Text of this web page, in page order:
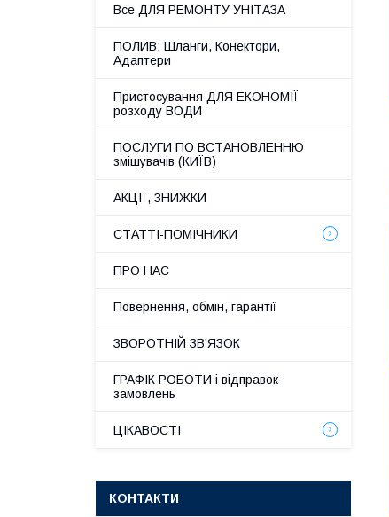
Все ДЛЯ РЕМОНТУ УНІТАЗА
ПОЛИВ: Шланги, Конектори,
Адаптери
Пристосування ДЛЯ ЕКОНОМІЇ
розходу ВОДИ
ПОСЛУГИ ПО ВСТАНОВЛЕННЮ
змішувачів (КИЇВ)
АКЦІЇ, ЗНИЖКИ
СТАТТІ-ПОМІЧНИКИ
ПРО НАС
Повернення, обмін, гарантії
ЗВОРОТНІЙ ЗВ'ЯЗОК
ГРАФІК РОБОТИ і відправок
замовлень
ЦІКАВОСТІ
КОНТАКТИ